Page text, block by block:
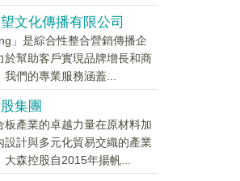
文化傳播有限公司
」是綜合性整合營銷傳播企
於幫助客戶實現品牌增長和商
我們的專業服務涵蓋...
集團
板產業的卓越力量在原材料加
設計與多元化貿易交織的產業
大森控股自2015年揚帆...